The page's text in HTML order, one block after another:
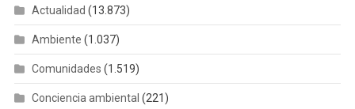
Actualidad (13.873)
Ambiente (1.037)
Comunidades (1.519)
Conciencia ambiental (221)